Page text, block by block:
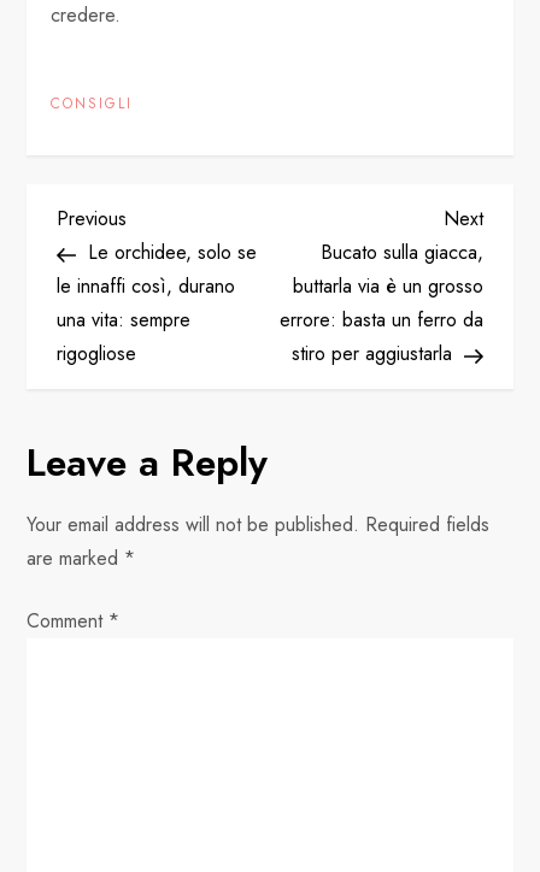
credere.
CONSIGLI
P
o
s
n
a
v
i
Previous
Post
Previous
Le orchidee, solo se
le innaffi così, durano
una vita: sempre
rigogliose
Next
Post
Next
Bucato sulla giacca,
buttarla via è un grosso
errore: basta un ferro da
stiro per aggiustarla
Leave a Reply
Your email address will not be published. Required fields
are marked *
Comment *